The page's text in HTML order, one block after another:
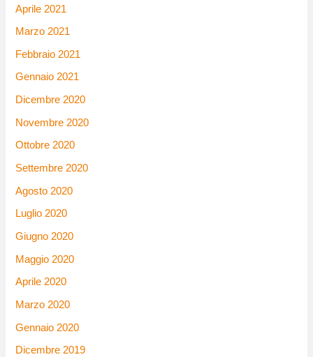
Aprile 2021
Marzo 2021
Febbraio 2021
Gennaio 2021
Dicembre 2020
Novembre 2020
Ottobre 2020
Settembre 2020
Agosto 2020
Luglio 2020
Giugno 2020
Maggio 2020
Aprile 2020
Marzo 2020
Gennaio 2020
Dicembre 2019